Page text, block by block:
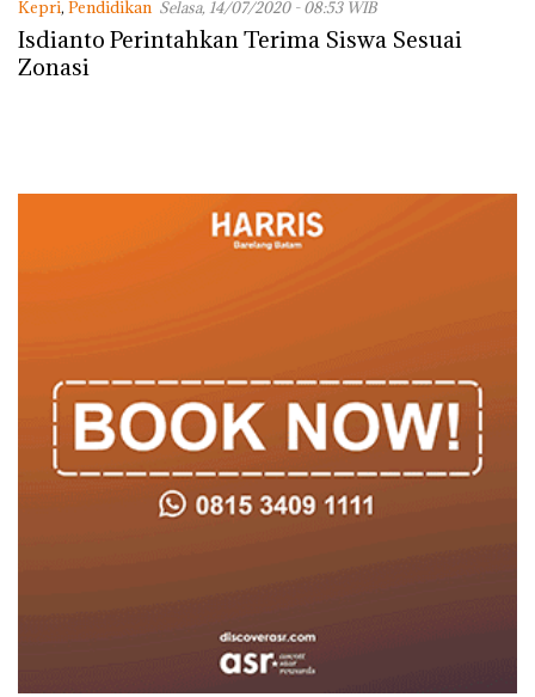
Kepri, Pendidikan Selasa, 14/07/2020 - 08:53 WIB
Isdianto Perintahkan Terima Siswa Sesuai
Zonasi